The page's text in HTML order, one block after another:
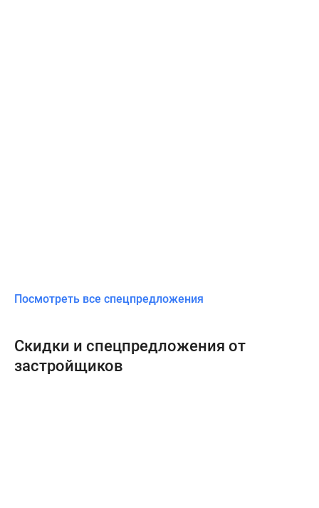
Посмотреть все спецпредложения
Скидки и спецпредложения от
застройщиков